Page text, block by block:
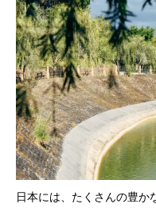
日本には、たくさんの豊か